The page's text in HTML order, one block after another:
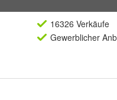
16326 Verkäufe
Gewerblicher